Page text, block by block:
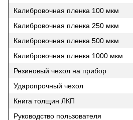
Калибровочная пленка 100 мкм
Калибровочная пленка 250 мкм
Калибровочная пленка 500 мкм
Калибровочная пленка 1000 мкм
Резиновый чехол на прибор
Ударопрочный чехол
Книга толщин ЛКП
Руководство пользователя